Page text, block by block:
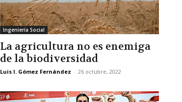
Ingeniería Social
La agricultura no es enemiga
de la biodiversidad
Luis I. Gómez Fernández - 26 octubre, 2022